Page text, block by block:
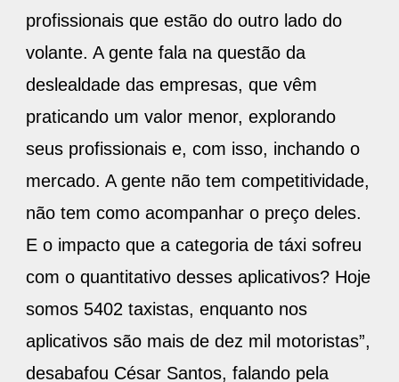
profissionais que estão do outro lado do
volante. A gente fala na questão da
deslealdade das empresas, que vêm
praticando um valor menor, explorando
seus profissionais e, com isso, inchando o
mercado. A gente não tem competitividade,
não tem como acompanhar o preço deles.
E o impacto que a categoria de táxi sofreu
com o quantitativo desses aplicativos? Hoje
somos 5402 taxistas, enquanto nos
aplicativos são mais de dez mil motoristas”,
desabafou César Santos, falando pela